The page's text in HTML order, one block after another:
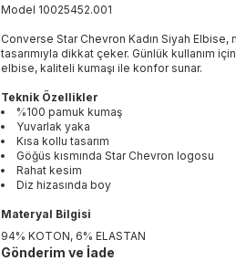
Model 10025452.001
Converse Star Chevron Kadın Siyah Elbise,
tasarımıyla dikkat çeker. Günlük kullanım
elbise, kaliteli kumaşı ile konfor sunar.
Teknik Özellikler
%100 pamuk kumaş
Yuvarlak yaka
Kısa kollu tasarım
Göğüs kısmında Star Chevron logosu
Rahat kesim
Diz hizasında boy
Materyal Bilgisi
94% KOTON, 6% ELASTAN
Gönderim ve İade